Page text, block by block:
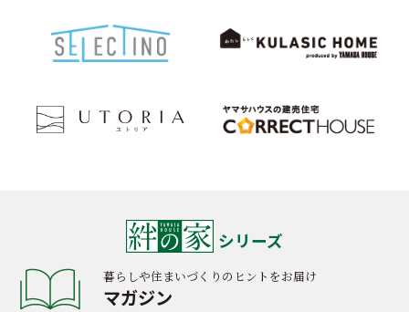
シリーズ
暮らしや住まいづくりのヒントをお届け
マガジン